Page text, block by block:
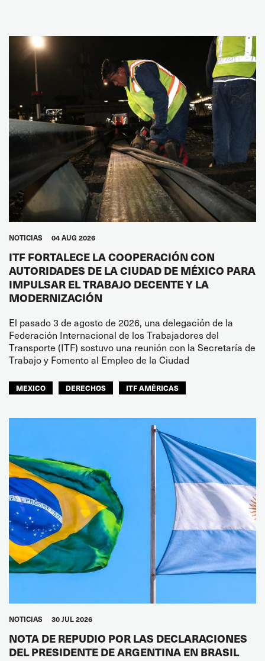
NOTICIAS 04 AUG 2026
ITF FORTALECE LA COOPERACIÓN CON
AUTORIDADES DE LA CIUDAD DE MÉXICO PARA
IMPULSAR EL TRABAJO DECENTE Y LA
MODERNIZACIÓN
El pasado 3 de agosto de 2026, una delegación de la
Federación Internacional de los Trabajadores del
Transporte (ITF) sostuvo una reunión con la Secretaría de
Trabajo y Fomento al Empleo de la Ciudad
MEXICO DERECHOS ITF AMÉRICAS
NOTICIAS 30 JUL 2026
NOTA DE REPUDIO POR LAS DECLARACIONES
DEL PRESIDENTE DE ARGENTINA EN BRASIL